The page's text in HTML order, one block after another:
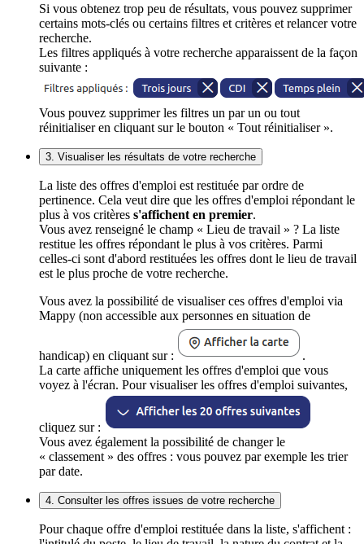
Si vous obtenez trop peu de résultats, vous pouvez supprimer
certains mots-clés ou certains filtres et critères et relancer votre
recherche.
Les filtres appliqués à votre recherche apparaissent de la façon
suivante :
Vous pouvez supprimer les filtres un par un ou tout
réinitialiser en cliquant sur le bouton « Tout réinitialiser ».
3. Visualiser les résultats de votre recherche
La liste des offres d'emploi est restituée par ordre de
pertinence. Cela veut dire que les offres d'emploi répondant le
plus à vos critères s'affichent en premier.
Vous avez renseigné le champ « Lieu de travail » ? La liste
restitue les offres répondant le plus à vos critères. Parmi
celles-ci sont d'abord restituées les offres dont le lieu de travail
est le plus proche de votre recherche.
Vous avez la possibilité de visualiser ces offres d'emploi via
Mappy (non accessible aux personnes en situation de
handicap) en cliquant sur :
.
La carte affiche uniquement les offres d'emploi que vous
voyez à l'écran. Pour visualiser les offres d'emploi suivantes,
cliquez sur :
Vous avez également la possibilité de changer le
« classement » des offres : vous pouvez par exemple les trier
par date.
4. Consulter les offres issues de votre recherche
Pour chaque offre d'emploi restituée dans la liste, s'affichent :